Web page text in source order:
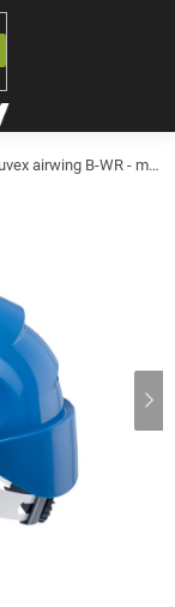
Ochranná přilba uvex airwing B-WR - modrá